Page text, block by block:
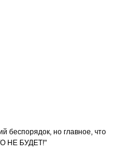
беспорядок, но главное, что
НЕ БУДЕТ!"